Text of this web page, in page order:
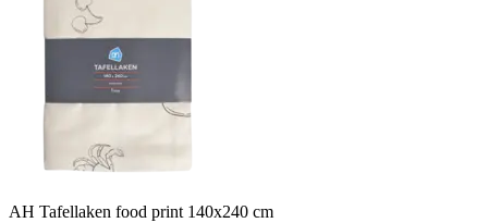
AH Tafellaken food print 140x240 cm